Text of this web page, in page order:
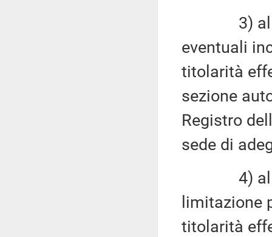
3) alla
eventuali
titolarità
sezione
Registro
sede di
4) alla
limitazione
titolarità